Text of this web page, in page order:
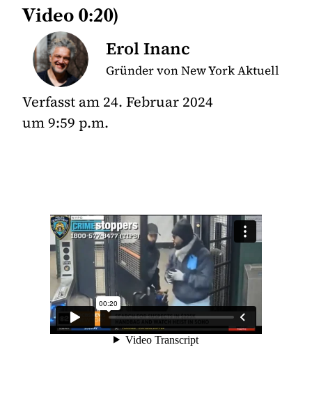
Video 0:20)
Erol Inanc
Gründer von New York Aktuell
Verfasst am 24. Februar 2024
um9:59 p.m.